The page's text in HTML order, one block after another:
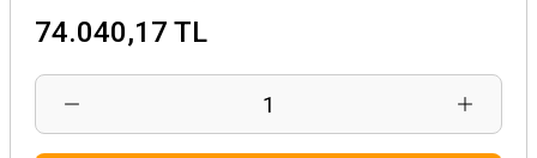
74.040,17 TL